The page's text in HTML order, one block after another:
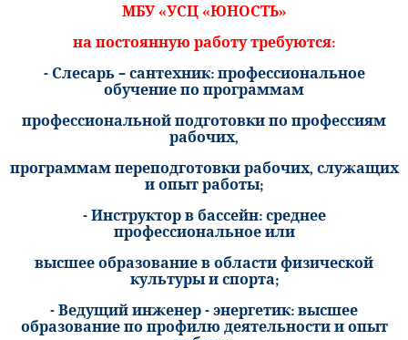
МБУ «УСЦ «ЮНОСТЬ»
на постоянную работу требуются:
- Слесарь – сантехник: профессиональное
обучение по программам
профессиональной подготовки по профессиям
рабочих,
программам переподготовки рабочих, служащих
и опыт работы;
- Инструктор в бассейн: среднее
профессиональное или
высшее образование в области физической
культуры и спорта;
- Ведущий инженер - энергетик: высшее
образование по профилю деятельности и опыт